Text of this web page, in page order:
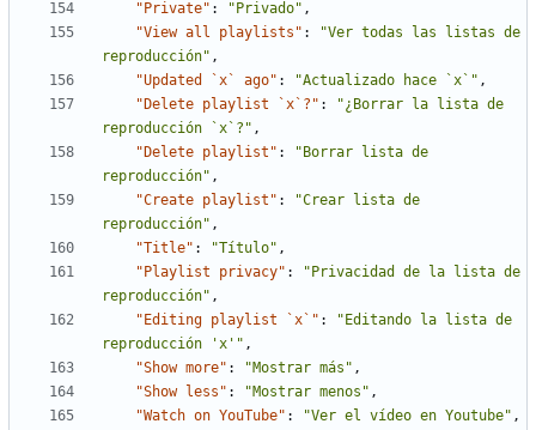
"Private" : "Privado" ,
"View all playlists" :
"Ver todas las listas de
reproducción" ,
"Updated `x` ago" : "Actualizado hace `x`" ,
"Delete playlist `x`?" :
"¿Borrar la lista de
reproducción `x`?" ,
"Delete playlist" :
"Borrar lista de
reproducción" ,
"Create playlist" :
"Crear lista de
reproducción" ,
"Title" : "Título" ,
"Playlist privacy" :
"Privacidad de la lista de
reproducción" ,
"Editing playlist `x`" :
"Editando la lista de
reproducción 'x'" ,
"Show more" : "Mostrar más" ,
"Show less" : "Mostrar menos" ,
"Watch on YouTube" : "Ver el vídeo en Youtube" ,